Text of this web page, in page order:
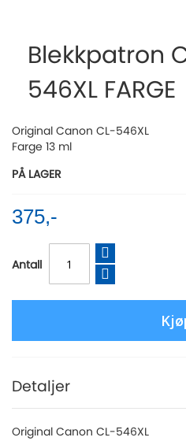
beginning
images
Blekkpatron
546XL FARGE
Original Canon CL-546XL
Farge 13 ml
PÅ LAGER
375,-
Antall
Detaljer
Original Canon CL-546XL